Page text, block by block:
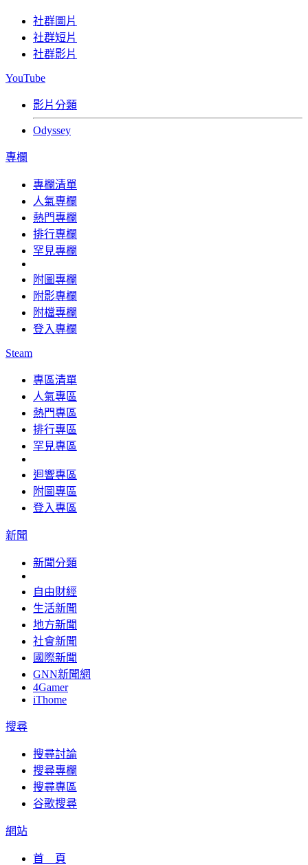
社群圖片
社群短片
社群影片
YouTube
影片分類
Odyssey
專欄
專欄清單
人氣專欄
熱門專欄
排行專欄
罕見專欄
附圖專欄
附影專欄
附檔專欄
登入專欄
Steam
專區清單
人氣專區
熱門專區
排行專區
罕見專區
迴響專區
附圖專區
登入專區
新聞
新聞分類
自由財經
生活新聞
地方新聞
社會新聞
國際新聞
GNN新聞網
4Gamer
iThome
搜尋
搜尋討論
搜尋專欄
搜尋專區
谷歌搜尋
網站
首 頁